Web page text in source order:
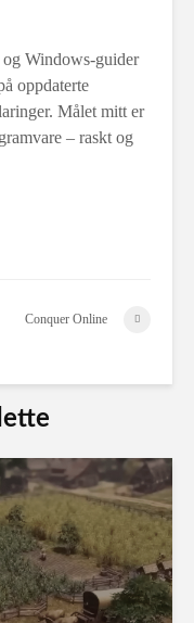
Windows-guider
oppdaterte
Målet mitt er
– raskt og
Conquer Online